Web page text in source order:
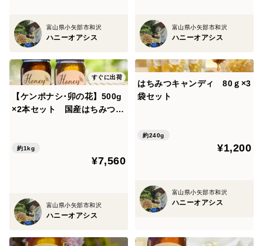
富山県小矢部市和沢
ハニーオアシス
富山県小矢部市和沢
ハニーオアシス
すぐに出荷
【ケンポナシ･卯の花】500g
×2本セット 国産はちみつ
約1kg
¥7,560
富山県小矢部市和沢
ハニーオアシス
はちみつキャンディ 80ｇ×3
袋セット
約240g
¥1,200
富山県小矢部市和沢
ハニーオアシス